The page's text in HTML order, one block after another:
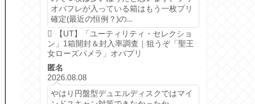
オバフレが入っている箱はもう一枚プリ
確定(最近の恒例？)の...
【UT】「ユーティリティ・セレクショ
ン」1箱開封＆封入率調査｜狙うぞ「聖王
女ローズパメラ」オバプリ
匿名
2026.08.08
やはり円盤型デュエルディスクではマイ